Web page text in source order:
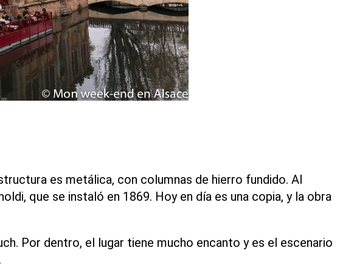
es metálica, con columnas de hierro fundido. Al
que se instaló en 1869. Hoy en día es una copia, y la obra
Por dentro, el lugar tiene mucho encanto y es el escenario